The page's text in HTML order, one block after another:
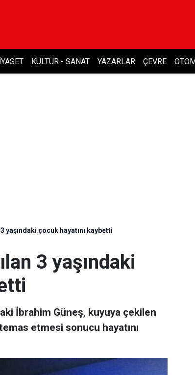
KÜLTÜR - SANAT YAZARLAR ÇEVRE
yaşındaki çocuk hayatını kaybetti
3 yaşındaki
İbrahim Güneş, kuyuya çekilen
etmesi sonucu hayatını